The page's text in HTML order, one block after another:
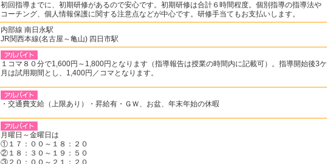
初回指導までに、初期研修があるので安心です。初期研修は合計６時間程度。個別指導の指導法や
コーチング、個人情報保護に関する注意点などが中心です。研修手当てもお支払いします。
内部線 南日永駅
JR関西本線(名古屋～亀山) 四日市駅
１コマ８０分で1,600円～1,800円となります（指導報告は授業の時間内に記載可）。指導開始後3ケ
月は試用期間とし、1,400円／コマとなります。
・交通費支給（上限あり）・昇給有・ＧＷ、お盆、年末年始の休暇
月曜日～金曜日は
①１７：００～１８：２０
②１８：３０～１９：５０
③２０：００～２１：２０、